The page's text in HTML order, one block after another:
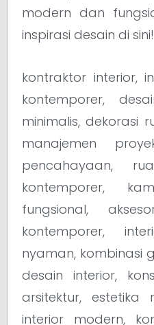
modern dan
inspirasi desain di sini!
kontraktor interior,
kontemporer,
minimalis, dekorasi
manajemen
pencahayaan,
kontemporer,
fungsional,
kontemporer,
nyaman, kombinasi
desain interior,
arsitektur, estetika
interior modern,